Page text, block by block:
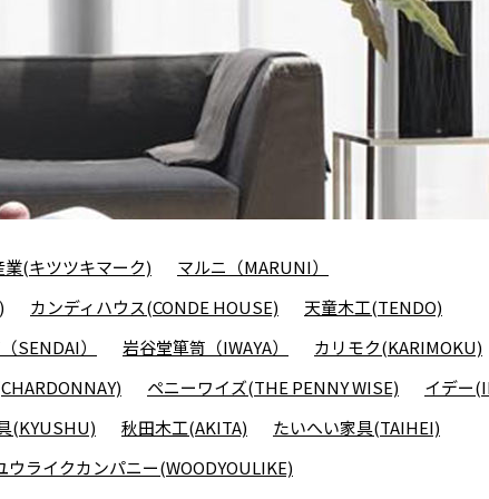
業(キツツキマーク)
マルニ（MARUNI）
カンディハウス(CONDE HOUSE)
天童木工(TENDO)
SENDAI） 岩谷堂箪笥（IWAYA）
カリモク(KARIMOKU)
ペニーワイズ(THE PENNY WISE)
イデー
(KYUSHU) 秋田木工(AKITA)
たいへい家具(TAIHEI)
ウライクカンパニー(WOODYOULIKE)